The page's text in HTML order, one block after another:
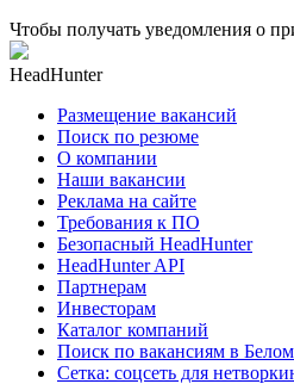
Чтобы получать уведомления о
HeadHunter
Размещение вакансий
Поиск по резюме
О компании
Наши вакансии
Реклама на сайте
Требования к ПО
Безопасный HeadHunter
HeadHunter API
Партнерам
Инвесторам
Каталог компаний
Поиск по вакансиям в
Сетка: соцсеть для